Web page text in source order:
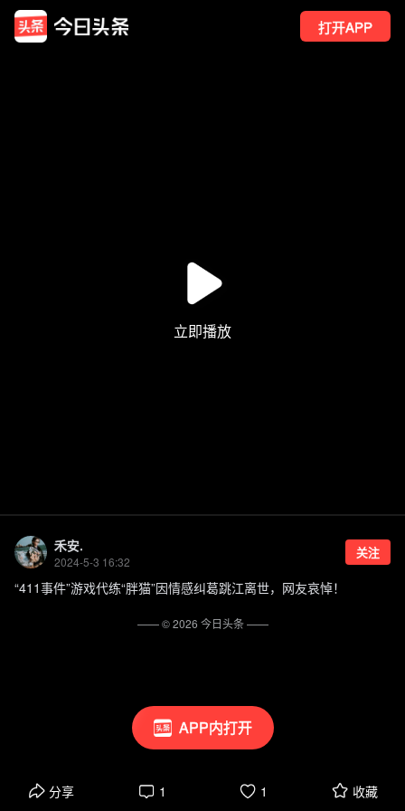
打开APP
APP内打开
禾安.
2024-5-3 16:32
关注
“411事件”游戏代练“胖猫”因情感纠葛跳江离世，网友哀悼！
分享 1 1 收藏
—— ©2026 今日头条——